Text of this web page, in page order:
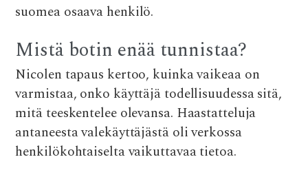
suomea osaava henkilö.
Mistä botin enää tunnistaa?
Nicolen tapaus kertoo, kuinka vaikeaa on
varmistaa, onko käyttäjä todellisuudessa sitä,
mitä teeskentelee olevansa. Haastatteluja
antaneesta valekäyttäjästä oli verkossa
henkilökohtaiselta vaikuttavaa tietoa.